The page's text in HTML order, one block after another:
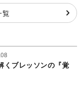
覧
くブレッソンの『覚